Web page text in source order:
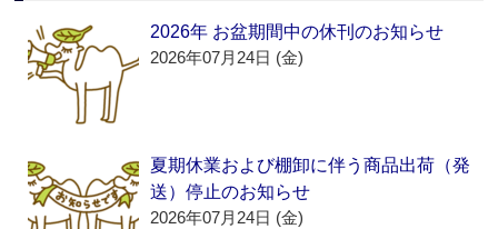
2026年 お盆期間中の休刊のお知らせ
2026年07月24日 (金)
夏期休業および棚卸に伴う商品出荷（発
送）停止のお知らせ
2026年07月24日 (金)